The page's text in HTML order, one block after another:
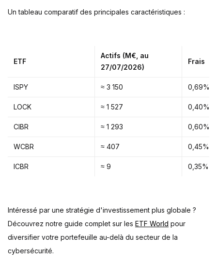
Un tableau comparatif des principales caractéristiques :
ETF
Actifs (M€, au
27/07/2026)
Frais
ISPY ≈ 3 150 0,69%
LOCK ≈ 1 527 0,40%
CIBR ≈ 1 293 0,60%
WCBR ≈ 407 0,45%
ICBR ≈ 9 0,35%
Intéressé par une stratégie d'investissement plus globale ?
Découvrez notre guide complet sur les ETF World pour
diversifier votre portefeuille au-delà du secteur de la
cybersécurité.